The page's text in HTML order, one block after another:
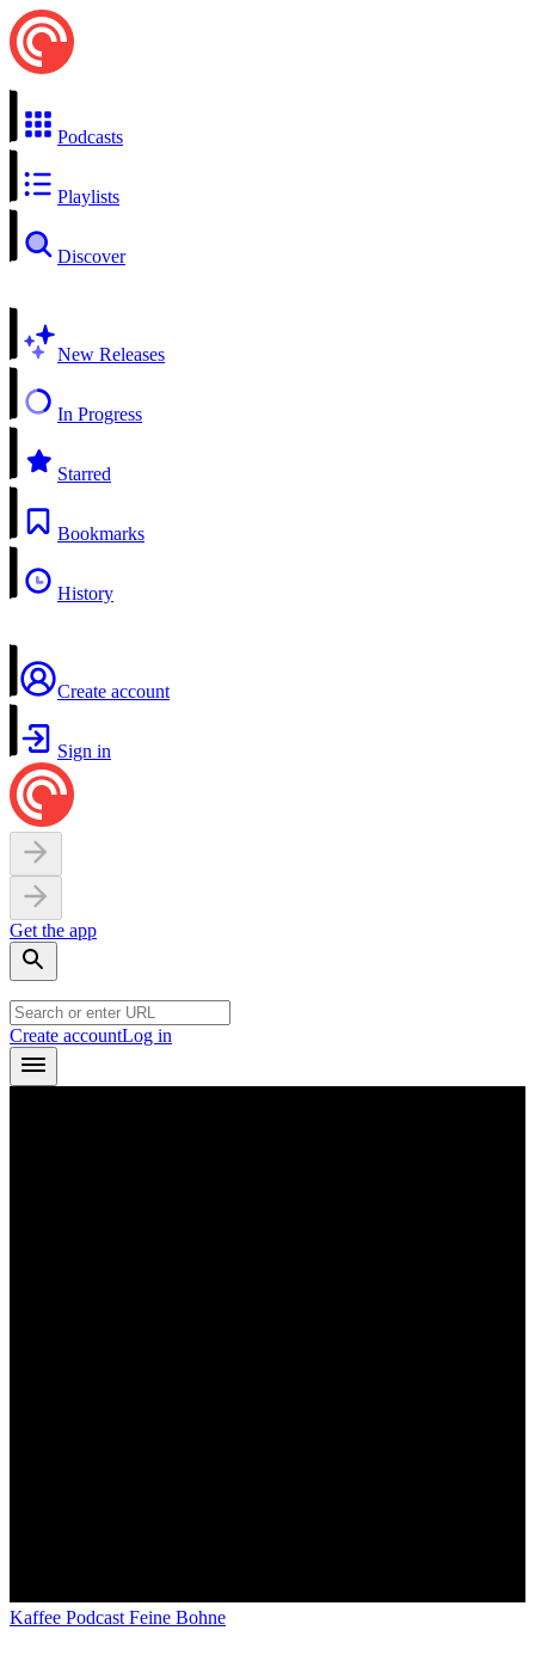
Podcasts
Playlists
Discover
New Releases
In Progress
Starred
Bookmarks
History
Create account
Sign in
Get the app
Create accountLog in
Kaffee Podcast Feine Bohne